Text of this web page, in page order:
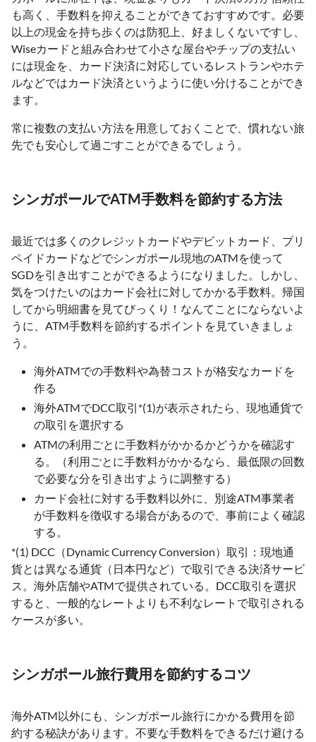
も高く、手数料を抑えることができておすすめです。必要
以上の現金を持ち歩くのは防犯上、好ましくないですし、
Wiseカードと組み合わせて小さな屋台やチップの支払い
には現金を、カード決済に対応しているレストランやホテ
ルなどではカード決済というように使い分けることができ
ます。
常に複数の支払い方法を用意しておくことで、慣れない旅
先でも安心して過ごすことができるでしょう。
シンガポールでATM手数料を節約する方法
最近では多くのクレジットカードやデビットカード、プリ
ペイドカードなどでシンガポール現地のATMを使って
SGDを引き出すことができるようになりました。しかし、
気をつけたいのはカード会社に対してかかる手数料。帰国
してから明細書を見てびっくり！なんてことにならないよ
うに、ATM手数料を節約するポイントを見ていきましょ
う。
海外ATMでの手数料や為替コストが格安なカードを
作る
海外ATMでDCC取引*(1)が表示されたら、現地通貨で
の取引を選択する
ATMの利用ごとに手数料がかかるかどうかを確認す
る。（利用ごとに手数料がかかるなら、最低限の回数
で必要な分を引き出すように調整する）
カード会社に対する手数料以外に、別途ATM事業者
が手数料を徴収する場合があるので、事前によく確認
する。
*(1) DCC（Dynamic Currency Conversion）取引：現地通
貨とは異なる通貨（日本円など）で取引できる決済サービ
ス。海外店舗やATMで提供されている。DCC取引を選択
すると、一般的なレートよりも不利なレートで取引される
ケースが多い。
シンガポール旅行費用を節約するコツ
海外ATM以外にも、シンガポール旅行にかかる費用を節
約する秘訣があります。不要な手数料をできるだけ避ける